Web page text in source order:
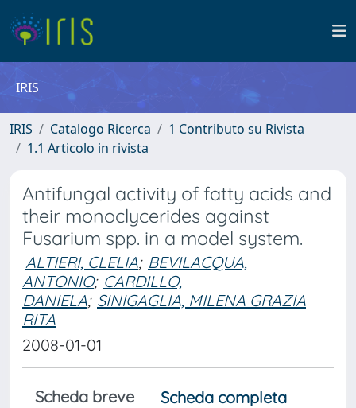
IRIS
IRIS Catalogo Ricerca
1 Contributo su Rivista
1.1 Articolo in rivista
Antifungal activity of fatty acids and
their monoclycerides against
Fusarium spp. in a model system.
ALTIERI, CLELIA; BEVILACQUA,
ANTONIO; CARDILLO,
DANIELA; SINIGAGLIA, MILENA GRAZIA
RITA
2008-01-01
Scheda breve
Scheda completa